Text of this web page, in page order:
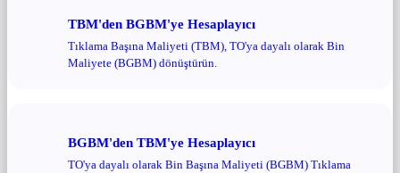
TBM'den BGBM'ye Hesaplayıcı
Tıklama Başına Maliyeti (TBM), TO'ya dayalı olarak Bin
Maliyete (BGBM) dönüştürün.
BGBM'den TBM'ye Hesaplayıcı
TO'ya dayalı olarak Bin Başına Maliyeti (BGBM) Tıklama